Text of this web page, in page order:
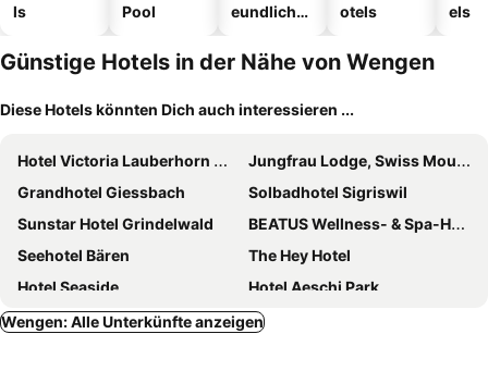
ls
Pool
eundliche
otels
els
Günstige Hotels in der Nähe von Wengen
Diese Hotels könnten Dich auch interessieren ...
Hotel Victoria Lauberhorn Wengen, a Faern Collection Hotel
Jungfrau Lodge, Swiss Mountain Hotel
Grandhotel Giessbach
Solbadhotel Sigriswil
Sunstar Hotel Grindelwald
BEATUS Wellness- & Spa-Hotel
Seehotel Bären
The Hey Hotel
Hotel Seaside
Hotel Aeschi Park
Hotel Wildbach Brienz
Hotel Regina
Wengen: Alle Unterkünfte anzeigen